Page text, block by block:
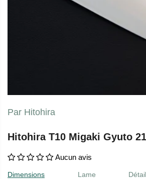
Par Hitohira
Hitohira T10 Migaki Gyuto
Aucun avis
Dimensions Lame